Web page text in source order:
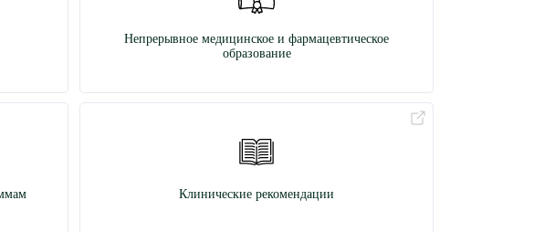
Непрерывное медицинское и фармацевтическое
образование
Клинические рекомендации